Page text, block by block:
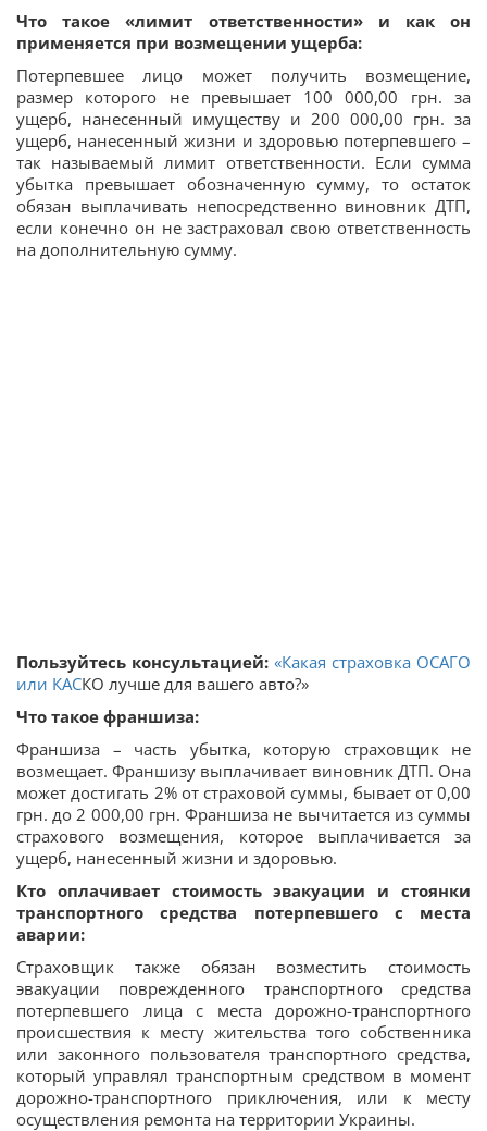
Что такое «лимит ответственности» и как он
применяется при возмещении ущерба:
Потерпевшее лицо может получить возмещение,
размер которого не превышает 100 000,00 грн. за
ущерб, нанесенный имуществу и 200 000,00 грн. за
ущерб, нанесенный жизни и здоровью потерпевшего –
так называемый лимит ответственности. Если сумма
убытка превышает обозначенную сумму, то остаток
обязан выплачивать непосредственно виновник ДТП,
если конечно он не застраховал свою ответственность
на дополнительную сумму.
Пользуйтесь консультацией: «Какая страховка ОСАГО
или КАСКО лучше для вашего авто?»
Что такое франшиза:
Франшиза – часть убытка, которую страховщик не
возмещает. Франшизу выплачивает виновник ДТП. Она
может достигать 2% от страховой суммы, бывает от 0,00
грн. до 2 000,00 грн. Франшиза не вычитается из суммы
страхового возмещения, которое выплачивается за
ущерб, нанесенный жизни и здоровью.
Кто оплачивает стоимость эвакуации и стоянки
транспортного средства потерпевшего с места
аварии:
Страховщик также обязан возместить стоимость
эвакуации поврежденного транспортного средства
потерпевшего лица с места дорожно-транспортного
происшествия к месту жительства того собственника
или законного пользователя транспортного средства,
который управлял транспортным средством в момент
дорожно-транспортного приключения, или к месту
осуществления ремонта на территории Украины.